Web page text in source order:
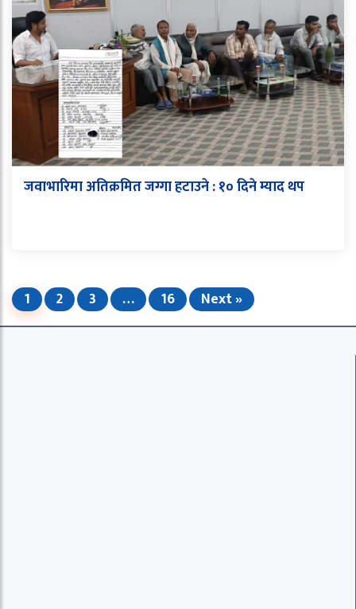
जवाभारिमा अतिक्रमित जग्गा हटाउने : १० दिने म्याद थप
1 2 3 … 16 Next »